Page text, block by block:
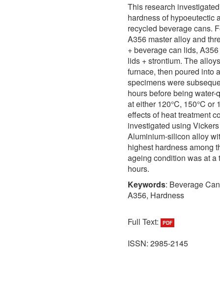
This research
hardness of hypoeutectic
recycled beverage cans.
A356 master alloy and
+ beverage can lids,
lids + strontium. The
furnace, then poured into
specimens were
hours before being
at either 120°C, 150°C or
effects of heat treatment
investigated using
Aluminium-silicon alloy
highest hardness among
ageing condition was at a
hours.
Keywords: Beverage
A356, Hardness
Full Text: PDF
ISSN: 2985-2145